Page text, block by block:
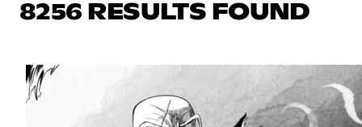
8256 RESULTS FOUND